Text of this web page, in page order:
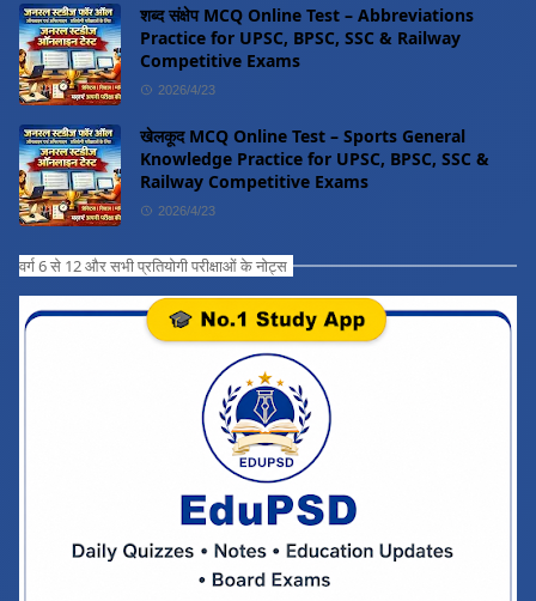
शब्द संक्षेप MCQ Online Test – Abbreviations
Practice for UPSC, BPSC, SSC & Railway
Competitive Exams
2026/4/23
खेलकूद MCQ Online Test – Sports General
Knowledge Practice for UPSC, BPSC, SSC &
Railway Competitive Exams
2026/4/23
वर्ग 6 से 12 और सभी प्रतियोगी परीक्षाओं के नोट्स